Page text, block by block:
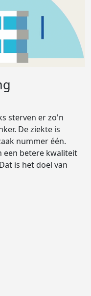
sterven er zo'n
De ziekte is
nummer één.
een betere kwaliteit
is het doel van